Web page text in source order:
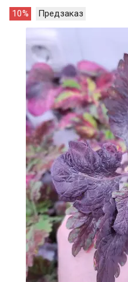
10% Предзаказ